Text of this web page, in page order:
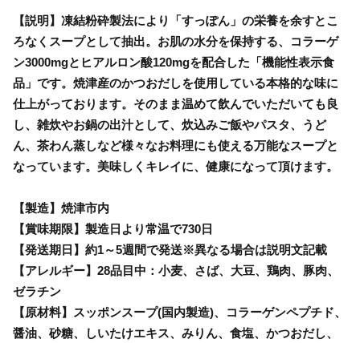
【説明】凍結粉砕製法により「すっぽん」の栄養を余すとこ
ろなくスープとして抽出。お肌の水分を保持する、コラーゲ
ン3000mgとヒアルロン酸120mgを配合した「機能性表示食
品」です。焼津産のかつおだしを使用している本格的な味に
仕上がっております。そのまま温めて飲んでいただいても良
し、雑炊やお鍋の出汁として、炊込みご飯やパスタ、うど
ん、茶わん蒸しなど様々なお料理にも使える万能なスープと
なっています。美味しくキレイに、健康になって頂けます。
【製造】焼津市内
【賞味期限】製造日より常温で730日
【発送期日】約1～5週間で発送※異なる場合は説明文記載
【アレルギー】28品目中：小麦、さば、大豆、鶏肉、豚肉、
ゼラチン
【原材料】スッポンスープ(国内製造)、コラーゲンペプチド、
醤油、砂糖、しいたけエキス、みりん、食塩、かつおだし、